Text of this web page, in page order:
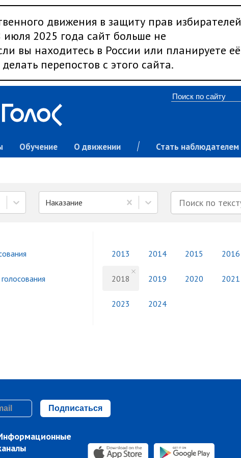
движения в защиту прав избирателей
июля 2025 года сайт больше не
вы находитесь в России или планируете её
перепостов с этого сайта.
Обучение О движении Стать наблюдателем
Наказание
2013 2014 2015 2016
2018 2019 2020 2021
2023 2024
Подписаться